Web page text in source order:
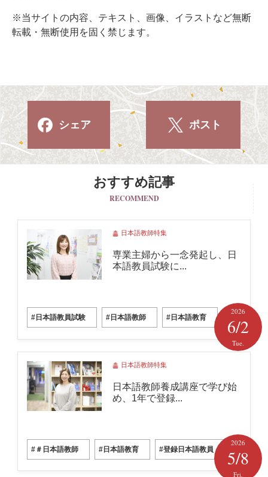
※当サイトの内容、テキスト、画像、イラストなど無断
転載・無断使用を固く禁じます。
シェア ポスト
おすすめ記事
RECOMMEND
日本語教師特集
専業主婦から一念発起し、日
本語教員試験に...
#日本語教員試験 #日本語教師 #日本語教育
2026
6/2
Tue.
日本語教師特集
日本語教師養成講座で学び始
め、1年で登録...
#＃日本語教師 #日本語教育 #登録日本語教員
2026
5/8
Fri.